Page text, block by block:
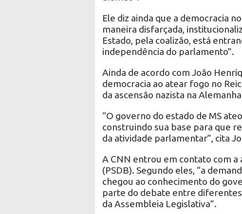
Ele diz ainda que a democracia
maneira disfarçada,
Estado, pela coalizão, está
independência do parlamento”.
Ainda de acordo com João
democracia ao atear fogo no
da ascensão nazista na
“O governo do estado de MS
construindo sua base para que
da atividade parlamentar”, cita
A CNN entrou em contato com a
(PSDB). Segundo eles, “a
chegou ao conhecimento do
parte do debate entre
da Assembleia Legislativa”.